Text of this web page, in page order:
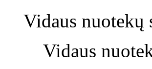
Vidaus
Vidaus